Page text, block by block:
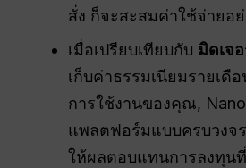
สั่ง ก็จะสะสมค่าใช้จ่ายอย่
เมื่อเปรียบเทียบกับ มิดเจ
เก็บค่าธรรมเนียมรายเดื
การใช้งานของคุณ,
แพลตฟอร์มแบบครบวงจ
ให้ผลตอบแทนการลงทุน